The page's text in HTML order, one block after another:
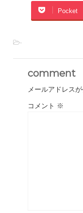
Pocket
-
comment
メールアドレス
コメント ※